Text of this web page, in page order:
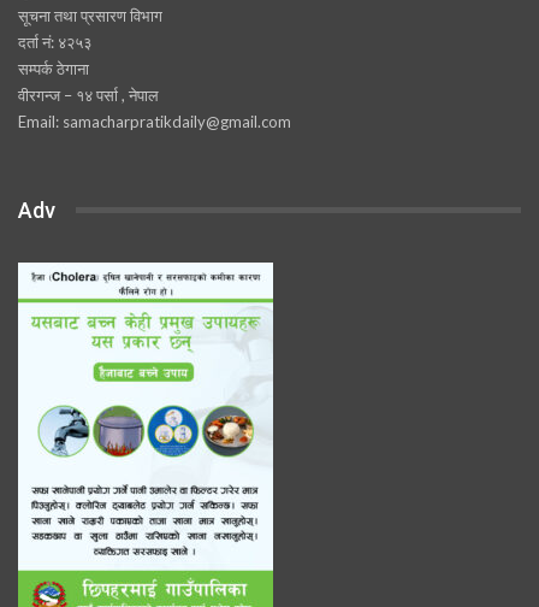
सूचना तथा प्रसारण विभाग
दर्ता नं: ४२५३
सम्पर्क ठेगाना
वीरगन्ज – १४ पर्सा , नेपाल
Email: samacharpratikdaily@gmail.com
Adv